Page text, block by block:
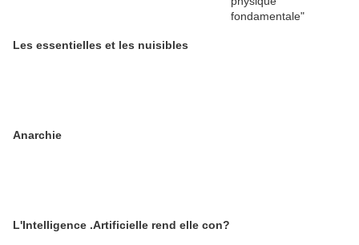
Les essentielles et les nuisibles
Anarchie
L'Intelligence .Artificielle rend elle con?